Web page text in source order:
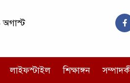
অগাস্ট
লাইফস্টাইল শিক্ষাঙ্গন